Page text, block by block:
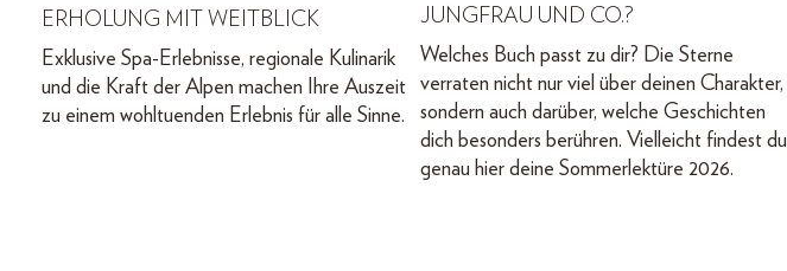
ERHOLUNG MIT WEITBLICK
Exklusive Spa-Erlebnisse, regionale Kulinarik
und die Kraft der Alpen machen Ihre Auszeit
zu einem wohltuenden Erlebnis für alle Sinne.
JUNGFRAU UND CO.?
Welches Buch passt zu dir? Die Sterne
verraten nicht nur viel über deinen Charakter,
sondern auch darüber, welche Geschichten
dich besonders berühren. Vielleicht findest du
genau hier deine Sommerlektüre 2026.